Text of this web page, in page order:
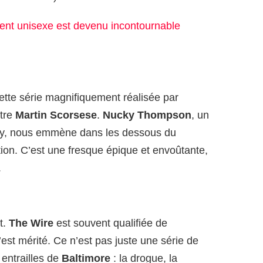
unisexe est devenu incontournable
série magnifiquement réalisée par
Martin Scorsese. Nucky Thompson, un
nous emmène dans les dessous du
C’est une fresque épique et envoûtante,
The Wire est souvent qualifiée de
mérité. Ce n’est pas juste une série de
de Baltimore : la drogue, la